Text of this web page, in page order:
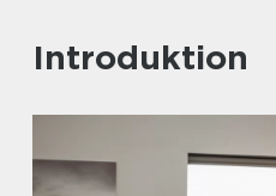
Introduktion